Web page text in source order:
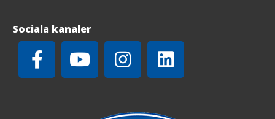
Sociala kanaler